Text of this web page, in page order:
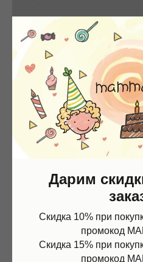
Дарим
Скидка 10% при
промокод
Скидка 15% при
промокод